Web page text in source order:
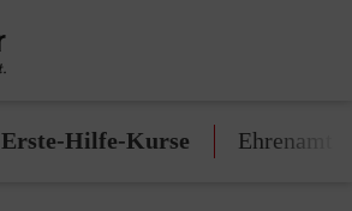
Erste-Hilfe-Kurse Ehrenamt